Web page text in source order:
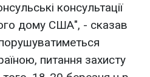
консультації
дому США", - сказав
питання захисту